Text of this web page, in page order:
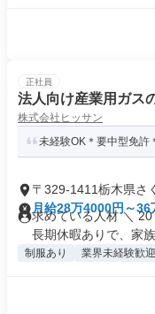
正社員
法人向け産業用ガス
株式会社ヒッサン
未経験OK＊要中型免許
〒329-1411栃木県さ
月給28万4000円～36
求めている人材 ＼
長期休暇ありで、家族
制服あり 業界未経験歓迎